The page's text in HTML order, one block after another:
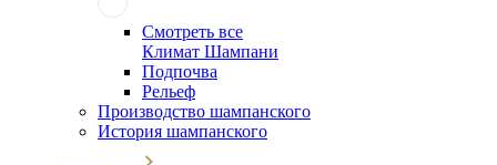
Смотреть все
Климат Шампани
Подпочва
Рельеф
Производство шампанского
История шампанского